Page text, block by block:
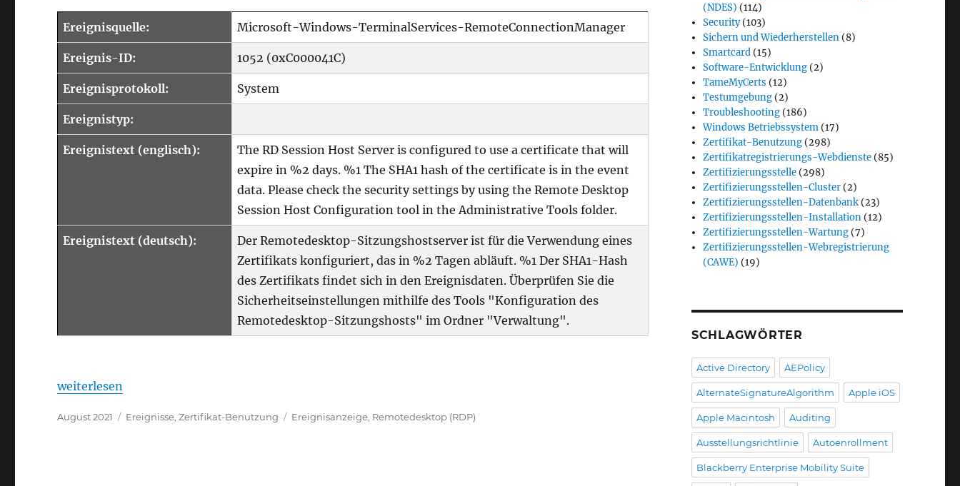
Ereignisquelle: Microsoft-Windows-TerminalServices-RemoteConnectionManager
Ereignis-ID: 1052 (0xC000041C)
Ereignisprotokoll: System
Ereignistyp:
Ereignistext (englisch):
The RD Session Host Server is configured to use a certificate that will
expire in %2 days. %1 The SHA1 hash of the certificate is in the event
data. Please check the security settings by using the Remote Desktop
Session Host Configuration tool in the Administrative Tools folder.
Ereignistext (deutsch):
Der Remotedesktop-Sitzungshostserver ist für die Verwendung eines
Zertifikats konfiguriert, das in %2 Tagen abläuft. %1 Der SHA1-Hash
des Zertifikats findet sich in den Ereignisdaten. Überprüfen Sie die
Sicherheitseinstellungen mithilfe des Tools "Konfiguration des
Remotedesktop-Sitzungshosts" im Ordner "Verwaltung".
„Details zum Ereignis mit ID 1052 der Quelle Microsoft-Windows-TerminalServices-RemoteConnectionManager“
weiterlesen
Veröffentlicht
August 2021 Kategorien
Ereignisse,Zertifikat-Benutzung Schlagwörter
Ereignisanzeige, Remotedesktop (RDP)
(NDES) (114)
Security(103)
Sichern und Wiederherstellen (8)
Smartcard (15)
Software-Entwicklung (2)
TameMyCerts (12)
Testumgebung (2)
Troubleshooting (186)
Windows Betriebssystem (17)
Zertifikat-Benutzung (298)
Zertifikatregistrierungs-Webdienste (85)
Zertifizierungsstelle (298)
Zertifizierungsstellen-Cluster (2)
Zertifizierungsstellen-Datenbank (23)
Zertifizierungsstellen-Installation (12)
Zertifizierungsstellen-Wartung (7)
Zertifizierungsstellen-Webregistrierung
(CAWE) (19)
SCHLAGWÖRTER
Active Directory AEPolicy
AlternateSignatureAlgorithm Apple iOS
Apple Macintosh Auditing
Ausstellungsrichtlinie Autoenrollment
Blackberry Enterprise Mobility Suite